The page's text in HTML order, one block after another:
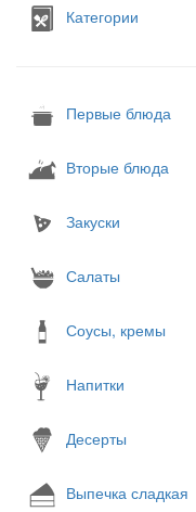
Категории
Первые блюда
Вторые блюда
Закуски
Салаты
Соусы, кремы
Напитки
Десерты
Выпечка сладкая